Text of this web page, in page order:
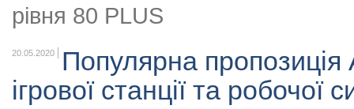
рівня 80 PLUS
20.05.2020
Популярна
ігрової станції та